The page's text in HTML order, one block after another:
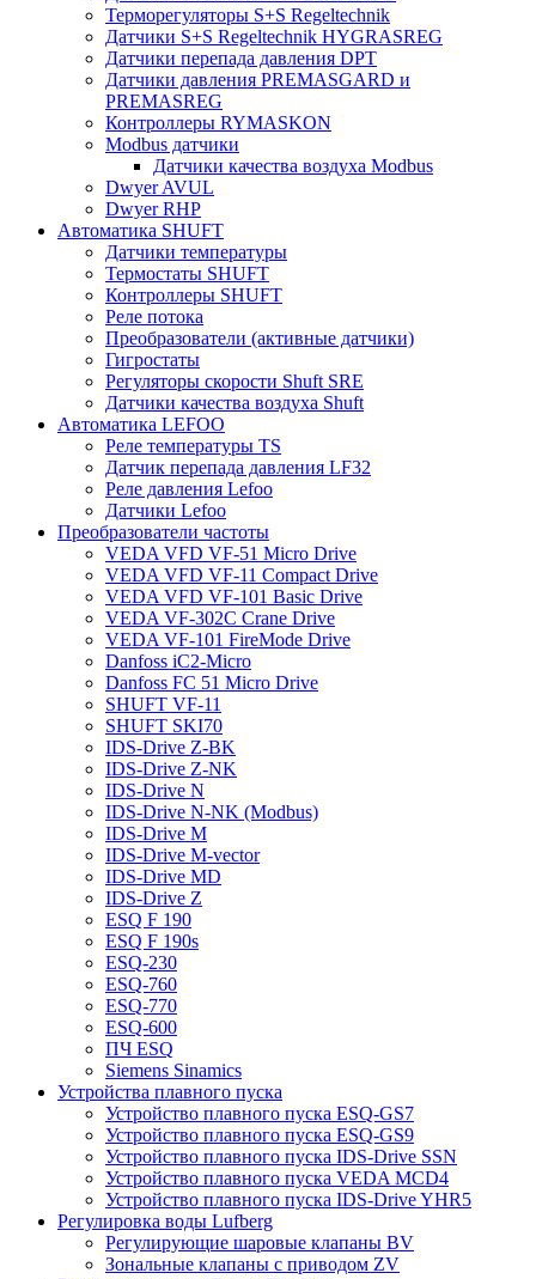
Терморегуляторы S+S Regeltechnik
Датчики S+S Regeltechnik HYGRASREG
Датчики перепада давления DPT
Датчики давления PREMASGARD и
PREMASREG
Контроллеры RYMASKON
Modbus датчики
Датчики качества воздуха Modbus
Dwyer AVUL
Dwyer RHP
Автоматика SHUFT
Датчики температуры
Термостаты SHUFT
Контроллеры SHUFT
Реле потока
Преобразователи (активные датчики)
Гигростаты
Регуляторы скорости Shuft SRE
Датчики качества воздуха Shuft
Автоматика LEFOO
Реле температуры TS
Датчик перепада давления LF32
Реле давления Lefoo
Датчики Lefoo
Преобразователи частоты
VEDA VFD VF-51 Micro Drive
VEDA VFD VF-11 Compact Drive
VEDA VFD VF-101 Basic Drive
VEDA VF-302C Crane Drive
VEDA VF-101 FireMode Drive
Danfoss iC2-Micro
Danfoss FC 51 Micro Drive
SHUFT VF-11
SHUFT SKI70
IDS-Drive Z-BK
IDS-Drive Z-NK
IDS-Drive N
IDS-Drive N-NK (Modbus)
IDS-Drive M
IDS-Drive M-vector
IDS-Drive MD
IDS-Drive Z
ESQ F 190
ESQ F 190s
ESQ-230
ESQ-760
ESQ-770
ESQ-600
ПЧ ESQ
Siemens Sinamics
Устройства плавного пуска
Устройство плавного пуска ESQ-GS7
Устройство плавного пуска ESQ-GS9
Устройство плавного пуска IDS-Drive SSN
Устройство плавного пуска VEDA MCD4
Устройство плавного пуска IDS-Drive YHR5
Регулировка воды Lufberg
Регулирующие шаровые клапаны BV
Зональные клапаны с приводом ZV